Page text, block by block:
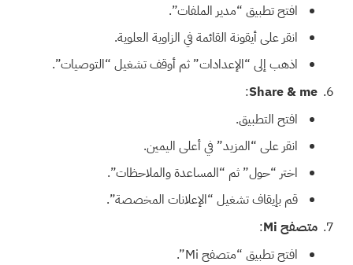
افتح تطبيق “مدير الملفات”.
انقر على أيقونة القائمة في الزاوية العلوية.
اذهب إلى “الإعدادات” ثم أوقف تشغيل “التوصيات”.
Share & me
:
افتح التطبيق.
انقر على “المزيد” في أعلى اليمين.
اختر “حول” ثم “المساعدة والملاحظات”.
قم بإيقاف تشغيل “الإعلانات المخصصة”.
متصفح Mi
:
افتح تطبيق “متصفح Mi”.